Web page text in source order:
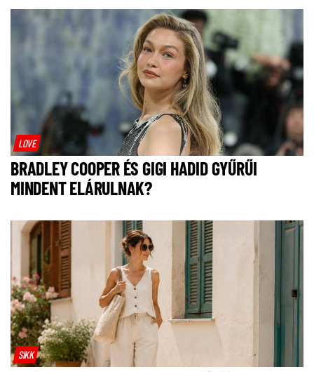
LOVE
BRADLEY COOPER ÉS GIGI HADID GYŰRŰI
MINDENT ELÁRULNAK?
SIKK